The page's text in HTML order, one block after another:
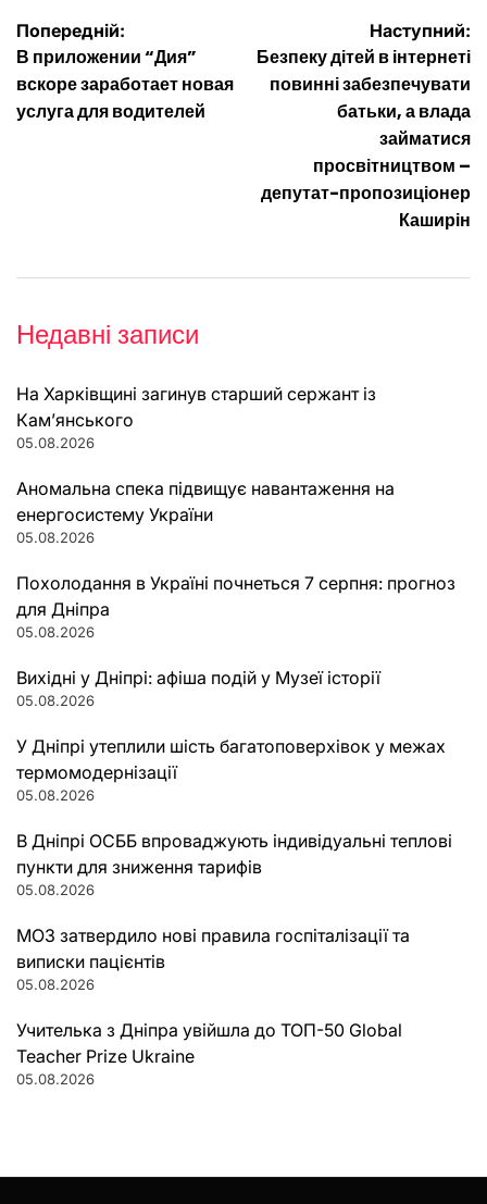
Навігація
записів
Попередній:
В приложении “Дия”
вскоре заработает новая
услуга для водителей
Наступний:
Безпеку дітей в інтернеті
повинні забезпечувати
батьки, а влада
займатися
просвітництвом –
депутат-пропозиціонер
Каширін
Недавні записи
На Харківщині загинув старший сержант із
Кам’янського
05.08.2026
Аномальна спека підвищує навантаження на
енергосистему України
05.08.2026
Похолодання в Україні почнеться 7 серпня: прогноз
для Дніпра
05.08.2026
Вихідні у Дніпрі: афіша подій у Музеї історії
05.08.2026
У Дніпрі утеплили шість багатоповерхівок у межах
термомодернізації
05.08.2026
В Дніпрі ОСББ впроваджують індивідуальні теплові
пункти для зниження тарифів
05.08.2026
МОЗ затвердило нові правила госпіталізації та
виписки пацієнтів
05.08.2026
Учителька з Дніпра увійшла до ТОП-50 Global
Teacher Prize Ukraine
05.08.2026